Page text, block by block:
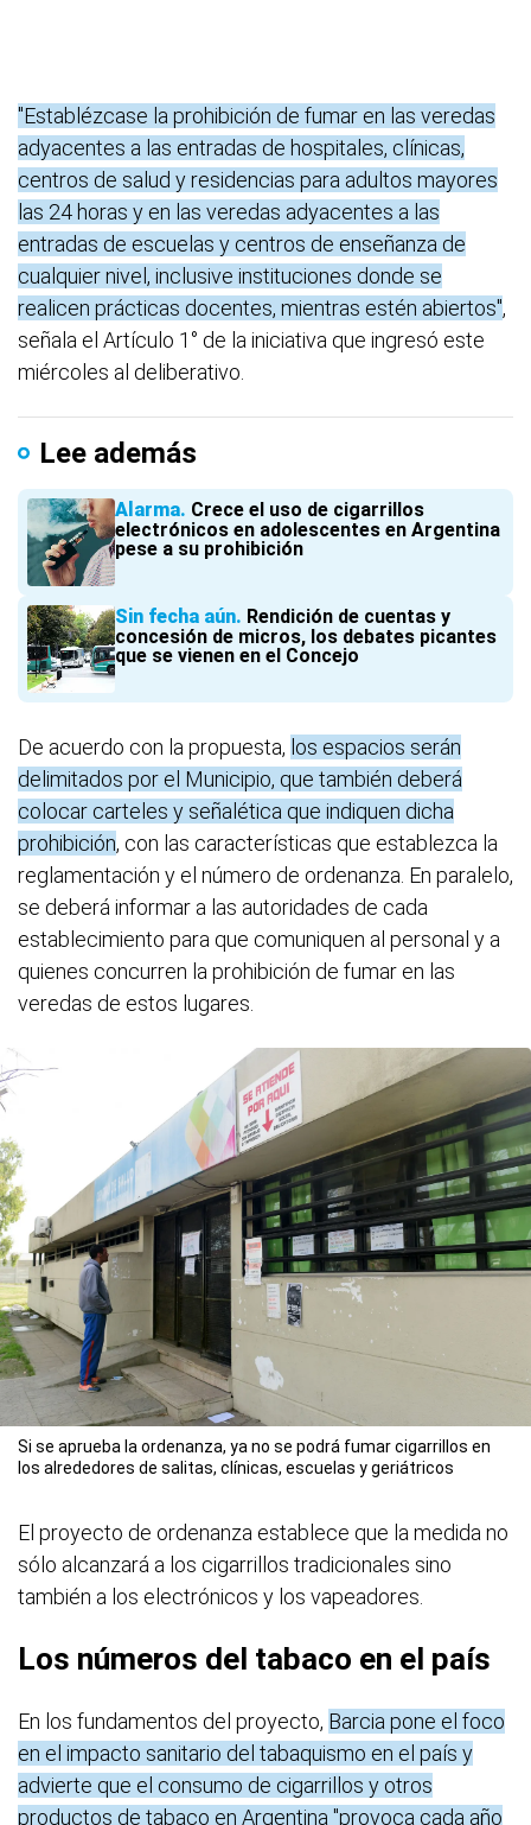
"Establézcase la prohibición de fumar en las veredas
adyacentes a las entradas de hospitales, clínicas,
centros de salud y residencias para adultos mayores
las 24 horas y en las veredas adyacentes a las
entradas de escuelas y centros de enseñanza de
cualquier nivel, inclusive instituciones donde se
realicen prácticas docentes, mientras estén abiertos",
señala el Artículo 1° de la iniciativa que ingresó este
miércoles al deliberativo.
Lee además
Alarma Crece el uso de cigarrillos
electrónicos en adolescentes en Argentina
pese a su prohibición
Sin fecha aún Rendición de cuentas y
concesión de micros, los debates picantes
que se vienen en el Concejo
De acuerdo con la propuesta, los espacios serán
delimitados por el Municipio, que también deberá
colocar carteles y señalética que indiquen dicha
prohibición, con las características que establezca la
reglamentación y el número de ordenanza. En paralelo,
se deberá informar a las autoridades de cada
establecimiento para que comuniquen al personal y a
quienes concurren la prohibición de fumar en las
veredas de estos lugares.
Si se aprueba la ordenanza, ya no se podrá fumar cigarrillos en
los alrededores de salitas, clínicas, escuelas y geriátricos
El proyecto de ordenanza establece que la medida no
sólo alcanzará a los cigarrillos tradicionales sino
también a los electrónicos y los vapeadores.
Los números del tabaco en el país
En los fundamentos del proyecto, Barcia pone el foco
en el impacto sanitario del tabaquismo en el país y
advierte que el consumo de cigarrillos y otros
productos de tabaco en Argentina "provoca cada año